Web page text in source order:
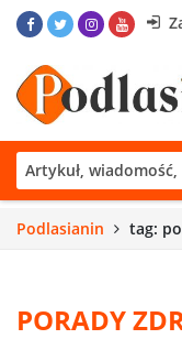
Podlasianin tag:
PORADY